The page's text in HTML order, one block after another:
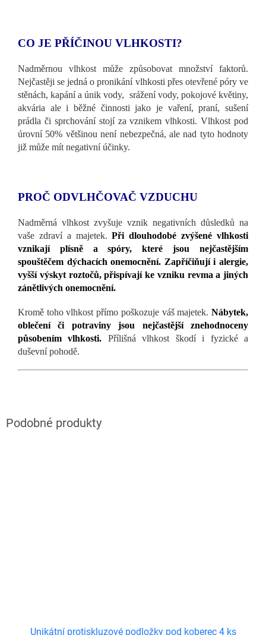
CO JE PŘÍČINOU VLHKOSTI?
Nadměrnou vlhkost může způsobovat množství faktorů.
Nejčastěji se jedná o pronikání vlhkosti přes otevřené póry ve
stěnách, kapání a únik vody, srážení vody, pokojové květiny,
akvária ale i běžné činnosti jako je vaření, praní, sušení
prádla či sprchování stojí za vznikem vlhkosti. Vlhkost pod
úrovní 50% většinou není nebezpečná, ale nad tyto hodnoty
již může mít negativní účinky.
PROČ ODVLHČOVAČ VZDUCHU
Nadměrná vlhkost zvyšuje vznik negativních důsledků na
vaše zdraví a majetek.Při dlouhodobé zvýšené vlhkosti
vznikají plísně a spóry, které jsou nejčastějším
spouštěčem dýchacích onemocnění. Zapříčiňují i alergie,
vyšší výskyt roztočů, přispívají ke vzniku revma a jiných
zánětlivých onemocnění.
Kromě toho vlhkost přímo poškozuje váš majetek. Nábytek,
oblečení či potraviny jsou nejčastější znehodnoceny
působením vlhkosti. Přílišná vlhkost škodí i fyzické a
duševní pohodě.
Unikátní protiskluzové podložky pod koberec 4 ks